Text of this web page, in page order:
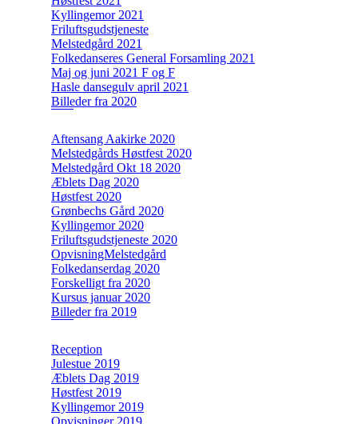
Kyllingemor 2021
Friluftsgudstjeneste
Melstedgård 2021
Folkedanseres General Forsamling 2021
Maj og juni 2021 F og F
Hasle dansegulv april 2021
Billeder fra 2020
Aftensang Aakirke 2020
Melstedgårds Høstfest 2020
Melstedgård Okt 18 2020
Æblets Dag 2020
Høstfest 2020
Grønbechs Gård 2020
Kyllingemor 2020
Friluftsgudstjeneste 2020
OpvisningMelstedgård
Folkedanserdag 2020
Forskelligt fra 2020
Kursus januar 2020
Billeder fra 2019
Reception
Julestue 2019
Æblets Dag 2019
Høstfest 2019
Kyllingemor 2019